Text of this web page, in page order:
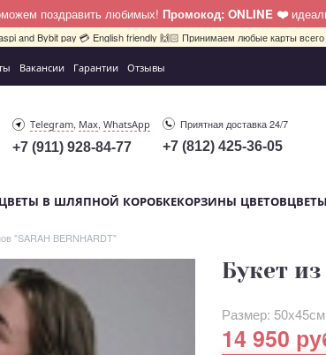
поздравить любимых! Промокод: ONLINE ❤️
and Bybit pay 💳 English friendly 🙌🏻 Принимаем любые карты
Вакансии Гарантии Отзывы
Telegram, Max,WhatsApp
+7 (911) 928-84-77
Приятная доставка 24/7
+7 (812) 425-36-05
ЦВЕТЫ В ШЛЯПНОЙ КОРОБКЕКОРЗИНЫ ЦВЕТОВЦВЕТЫ
"SARAH BERNHARDT"
Букет из
Размер: 50х45см
14 950